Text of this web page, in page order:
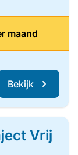
maand
Bekijk
Vrij